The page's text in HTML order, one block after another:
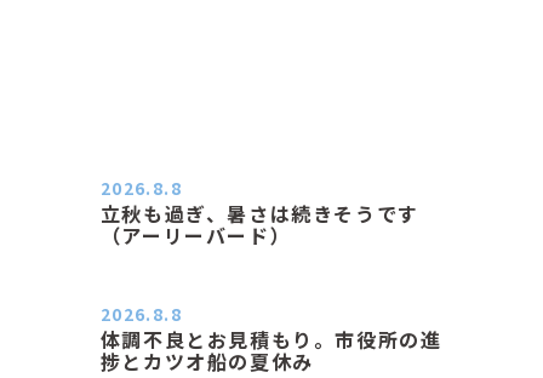
立秋も過ぎ、暑さは続きそうです
（アーリーバード）
2026.8.8
体調不良とお見積もり。市役所の進
捗とカツオ船の夏休み
2026.8.8